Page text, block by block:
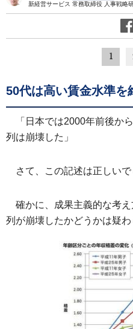
新経営サービス 常務取締役 人事戦略
1
50代は高い賃金水準を
「日本では2000年前後か
列は崩壊した」
さて、この記述は正しいで
確かに、成果主義的な考
列が崩壊したかどうかは疑わ